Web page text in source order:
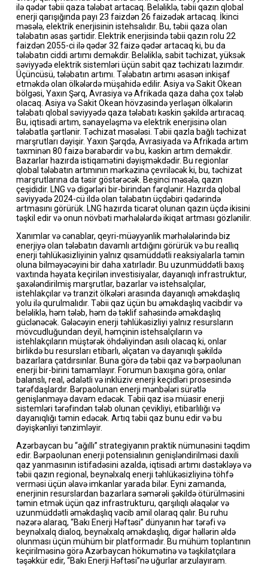
ilə qədər təbii qaza tələbat artacaq. Beləliklə, təbii qazın qlobal
enerji qarışığında payı 23 faizdən 26 faizədək artacaq. İkinci
məsələ, elektrik enerjisinin istehsalıdır. Bu, təbii qaza olan
tələbatın əsas şərtidir. Elektrik enerjisində təbii qazın rolu 22
faizdən 2055-ci ilə qədər 32 faizə qədər artacaq ki, bu da
tələbatın ciddi artımı deməkdir. Beləliklə, sabit təchizat, yüksək
səviyyədə elektrik sistemləri üçün sabit qaz təchizatı lazımdır.
Üçüncüsü, tələbatın artımı. Tələbatın artımı əsasən inkişaf
etməkdə olan ölkələrdə müşahidə edilir. Asiya və Sakit Okean
bölgəsi, Yaxın Şərq, Avrasiya və Afrikada qaza daha çox tələb
olacaq. Asiya və Sakit Okean hövzəsində yerləşən ölkələrin
tələbatı qlobal səviyyədə qaza tələbatı kəskin şəkildə artıracaq.
Bu, iqtisadi artım, sənayeləşmə və elektrik enerjisinə olan
tələbatla şərtlənir. Təchizat məsələsi. Təbii qazla bağlı təchizat
marşrutları dəyişir. Yaxın Şərqdə, Avrasiyada və Afrikada artım
təxminən 80 faizə bərabərdir və bu, kəskin artım deməkdir.
Bazarlar hazırda istiqamətini dəyişməkdədir. Bu regionlar
qlobal tələbatın artımının mərkəzinə çevriləcək ki, bu, təchizat
marşrutlarına da təsir göstərəcək. Beşinci məsələ, qazın
çeşididir. LNG və digərləri bir-birindən fərqlənir. Hazırda qlobal
səviyyədə 2024-cü ildə olan tələbatın üçdəbiri qədərində
artmasını görürük. LNG hazırda ticarət olunan qazın üçdə ikisini
təşkil edir və onun növbəti mərhələlərdə ikiqat artması gözlənilir.
Xanımlar və cənablar, qeyri-müəyyənlik mərhələlərində biz
enerjiyə olan tələbatın davamlı artdığını görürük və bu reallıq
enerji təhlükəsizliyinin yalnız qısamüddətli reaksiyalarla təmin
oluna bilməyəcəyini bir daha xatırladır. Bu uzunmüddətli baxış
vaxtında həyata keçirilən investisiyalar, dayanıqlı infrastruktur,
şaxələndirilmiş marşrutlar, bazarlar və istehsalçılar,
istehlakçılar və tranzit ölkələri arasında dayanıqlı əməkdaşlıq
yolu ilə qurulmalıdır. Təbii qaz üçün bu əməkdaşlıq vacibdir və
beləliklə, həm tələb, həm də təklif sahəsində əməkdaşlıq
güclənəcək. Gələcəyin enerji təhlükəsizliyi yalnız resursların
mövcudluğundan deyil, həmçinin istehsalçıların və
istehlakçıların müştərək öhdəliyindən asılı olacaq ki, onlar
birlikdə bu resursları etibarlı, əlçatan və dayanıqlı şəkildə
bazarlara çatdırsınlar. Buna görə də təbii qaz və bərpaolunan
enerji bir-birini tamamlayır. Forumun baxışına görə, onlar
balanslı, real, ədalətli və inklüziv enerji keçidləri prosesində
tərəfdaşlardır. Bərpaolunan enerji mənbələri sürətlə
genişlənməyə davam edəcək. Təbii qaz isə müasir enerji
sistemləri tərəfindən tələb olunan çevikliyi, etibarlılığı və
dayanıqlığı təmin edəcək. Artıq təbii qaz bunu edir və bu
dəyişkənliyi tənzimləyir.
Azərbaycan bu “ağıllı” strategiyanın praktik nümunəsini təqdim
edir. Bərpaolunan enerji potensialının genişləndirilməsi daxili
qaz yanmasının istifadəsini azalda, iqtisadi artımı dəstəkləyə və
təbii qazın regional, beynəlxalq enerji təhlükəsizliyinə töhfə
verməsi üçün əlavə imkanlar yarada bilər. Eyni zamanda,
enerjinin resurslardan bazarlara səmərəli şəkildə ötürülməsini
təmin etmək üçün qaz infrastrukturu, qarşılıqlı əlaqələr və
uzunmüddətli əməkdaşlıq vacib amil olaraq qalır. Bu ruhu
nəzərə alaraq, “Bakı Enerji Həftəsi” dünyanın hər tərəfi və
beynəlxalq dialoq, beynəlxalq əməkdaşlıq, digər həllərin əldə
olunması üçün mühüm bir platformadır. Bu mühüm toplantının
keçirilməsinə görə Azərbaycan hökumətinə və təşkilatçılara
təşəkkür edir, “Bakı Enerji Həftəsi”nə uğurlar arzulayıram.